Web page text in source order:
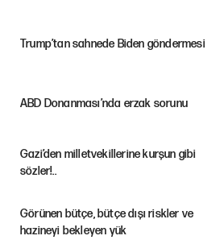
Trump’tan sahnede Biden göndermesi
ABD Donanması’nda erzak sorunu
Gazi’den milletvekillerine kurşun gibi
sözler!..
Görünen bütçe, bütçe dışı riskler ve
hazineyi bekleyen yük